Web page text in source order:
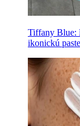
Tiffany Blue:
ikonickú